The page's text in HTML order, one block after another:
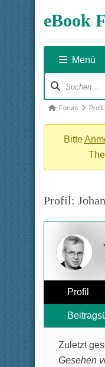
eBook
Menü
Forum-
Forum-
bist
Forum
Bitte
Profil:
Profil
Zuletzt
Gesehen